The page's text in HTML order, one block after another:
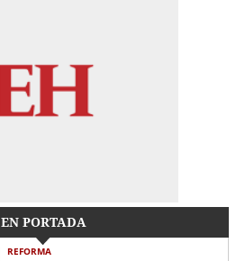
EN PORTADA
REFORMA